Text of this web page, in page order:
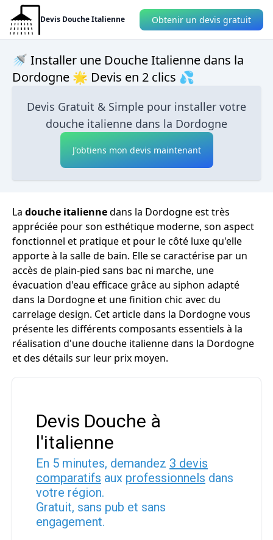
Devis Douche Italienne Obtenir un devis gratuit
🚿 Installer une Douche Italienne dans la
Dordogne 🌟 Devis en 2 clics 💦
Devis Gratuit & Simple pour installer votre
douche italienne dans la Dordogne
J'obtiens mon devis maintenant
La douche italiennedans la Dordogne est très
appréciée pour son esthétique moderne, son aspect
fonctionnel et pratique et pour le côté luxe qu'elle
apporte à la salle de bain. Elle se caractérise par un
accès de plain-pied sans bac ni marche, une
évacuation d'eau efficace grâce au siphon adapté
dans la Dordogne et une finition chic avec du
carrelage design. Cet article dans la Dordogne vous
présente les différents composants essentiels à la
réalisation d'une douche italienne dans la Dordogne
et des détails sur leur prix moyen.
Devis Douche à
l'italienne
En 5 minutes, demandez 3 devis
comparatifs aux professionnels dans
votre région.
Gratuit, sans pub et sans
engagement.